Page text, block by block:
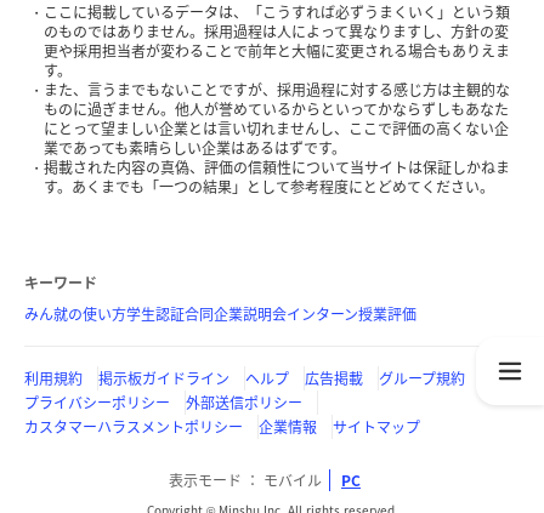
ここに掲載しているデータは、「こうすれば必ずうまくいく」という類
のものではありません。採用過程は人によって異なりますし、方針の変
更や採用担当者が変わることで前年と大幅に変更される場合もありえま
す。
また、言うまでもないことですが、採用過程に対する感じ方は主観的な
ものに過ぎません。他人が誉めているからといってかならずしもあなた
にとって望ましい企業とは言い切れませんし、ここで評価の高くない企
業であっても素晴らしい企業はあるはずです。
掲載された内容の真偽、評価の信頼性について当サイトは保証しかねま
す。あくまでも「一つの結果」として参考程度にとどめてください。
キーワード
みん就の使い方学生認証合同企業説明会インターン授業評価
利用規約 掲示板ガイドライン ヘルプ 広告掲載
グループ規約
プライバシーポリシー
外部送信ポリシー
カスタマーハラスメントポリシー
企業情報 サイトマップ
表示モード モバイル PC